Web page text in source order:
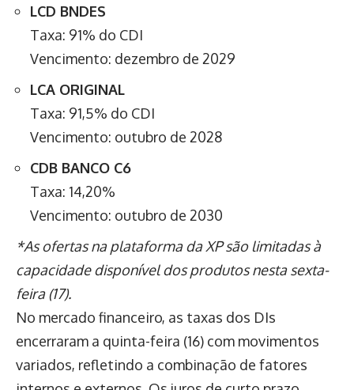
LCD BNDES
Taxa: 91% do CDI
Vencimento: dezembro de 2029
LCA ORIGINAL
Taxa: 91,5% do CDI
Vencimento: outubro de 2028
CDB BANCO C6
Taxa: 14,20%
Vencimento: outubro de 2030
*As ofertas na plataforma da XP são limitadas à
capacidade disponível dos produtos nesta sexta-
feira (17).
No mercado financeiro, as taxas dos DIs
encerraram a quinta-feira (16) com movimentos
variados, refletindo a combinação de fatores